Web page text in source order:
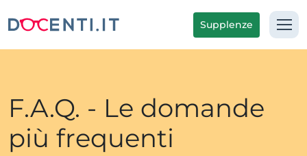
Supplenze
F.A.Q. - Le domande
più frequenti